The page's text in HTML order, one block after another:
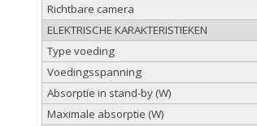
Richtbare camera
ELEKTRISCHE KARAKTERISTIEKEN
Type voeding
Voedingsspanning
Absorptie in stand-by (W)
Maximale absorptie (W)